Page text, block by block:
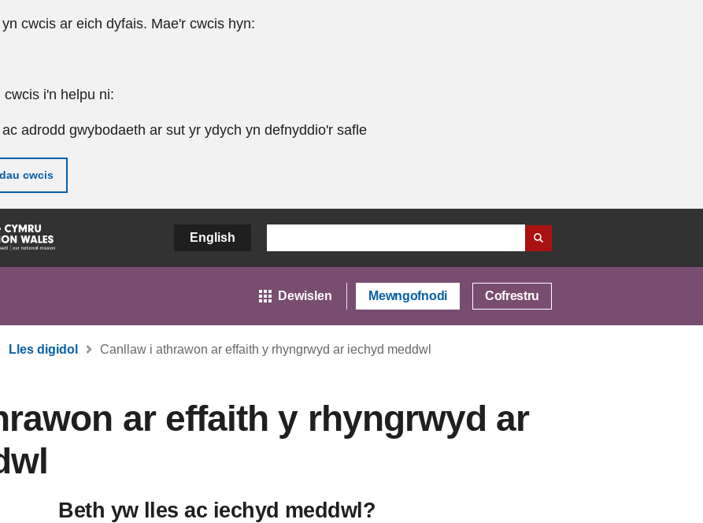
cwcis ar eich dyfais. Mae'r cwcis hyn:
i'n helpu ni:
adrodd gwybodaeth ar sut yr ydych yn defnyddio'r safle
cwcis
English
Dewislen Mewngofnodi Cofrestru
Lles digidol Canllaw i athrawon ar effaith y rhyngrwyd ar iechyd meddwl
ar effaith y rhyngrwyd ar
Beth yw lles ac iechyd meddwl?